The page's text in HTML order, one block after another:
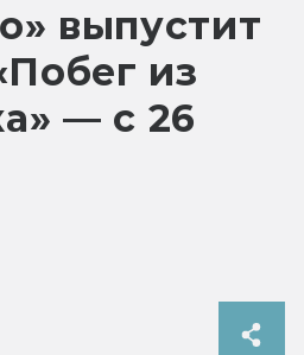
выпустит
из
— с 26